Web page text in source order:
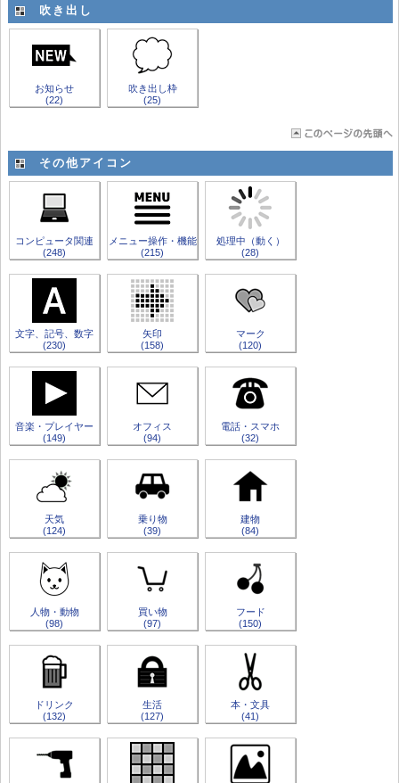
吹き出し
お知らせ
(22)
吹き出し枠
(25)
その他アイコン
コンピュータ関連
(248)
メニュー操作・機能
(215)
処理中（動く）
(28)
文字、記号、数字
(230)
矢印
(158)
マーク
(120)
音楽・プレイヤー
(149)
オフィス
(94)
電話・スマホ
(32)
天気
(124)
乗り物
(39)
建物
(84)
人物・動物
(98)
買い物
(97)
フード
(150)
ドリンク
(132)
生活
(127)
本・文具
(41)